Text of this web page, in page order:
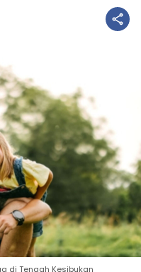
di Tengah Kesibukan